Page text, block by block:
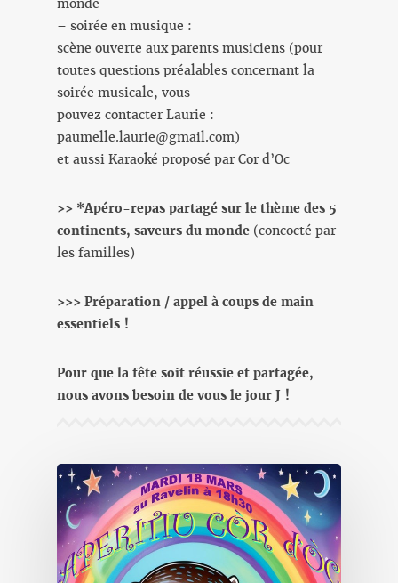
monde
– soirée en musique :
scène ouverte aux parents musiciens (pour
toutes questions préalables concernant la
soirée musicale, vous
pouvez contacter Laurie :
paumelle.laurie@gmail.com)
et aussi Karaoké proposé par Cor d’Oc
>> *Apéro-repas partagé sur le thème des 5
continents, saveurs du monde (concocté par
les familles)
>>> Préparation / appel à coups de main
essentiels !
Pour que la fête soit réussie et partagée,
nous avons besoin de vous le jour J !